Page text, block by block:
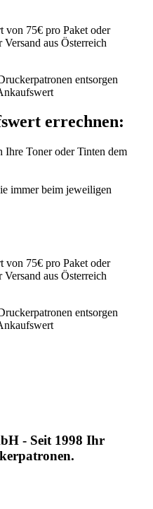
Daher ist es wichtig, dass Sie für
Die Verpackung muss den Inhalt
sie normalerweise während des
Stoß, Fall oder Vibration) sicher
packen.
Adresse, Telefon- und
Falls Sie als Privatperson
Telefonnummer und
von 75€ pro Paket oder
aus Österreich
errechnen:
Ihre Toner oder Tinten dem
immer beim jeweiligen
von 75€ pro Paket oder
aus Österreich
- Seit 1998 Ihr